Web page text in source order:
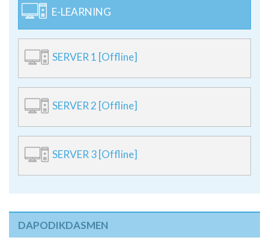
E-LEARNING
SERVER 1 [Offline]
SERVER 2 [Offline]
SERVER 3 [Offline]
DAPODIKDASMEN